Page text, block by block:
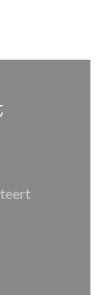
((opens in